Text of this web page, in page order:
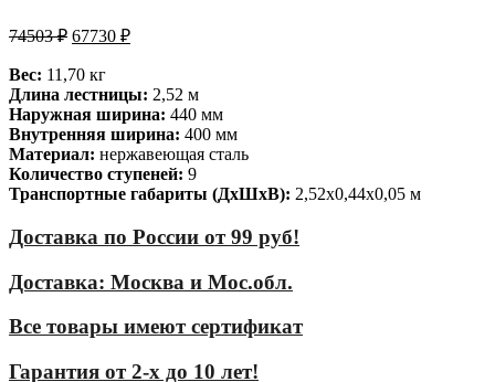
74503₽ 67730 ₽
Вес: 11,70 кг
Длина лестницы: 2,52 м
Наружная ширина: 440 мм
Внутренняя ширина: 400 мм
Материал: нержавеющая сталь
Количество ступеней: 9
Транспортные габариты (ДхШхВ): 2,52х0,44х0,05 м
Доставка по России от 99 руб!
Доставка: Москва и Мос.обл.
Все товары имеют сертификат
Гарантия от 2-х до 10 лет!